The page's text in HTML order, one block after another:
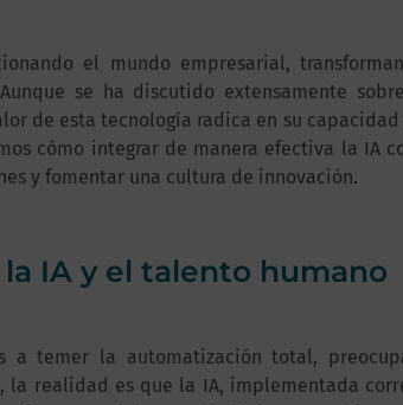
el mundo empresarial,
se ha discutido extensamente
de esta tecnología radica en su
cómo integrar de manera efectiva la IA
y fomentar una cultura de innovación.
IA y el talento humano
a temer la automatización total,
la realidad es que la IA, implementada